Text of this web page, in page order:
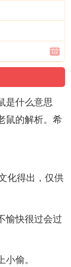
是什么意思
鼠的解析。希
化得出，仅供
愉快很过会过
偷。